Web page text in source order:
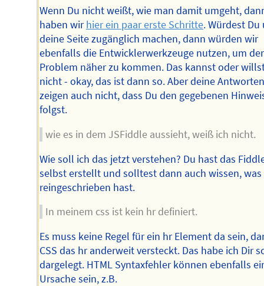
Wenn Du nicht weißt, wie man damit umgeht,
haben wirhier ein paar erste Schritte. Würdest Du
deine Seite zugänglich machen, dann würden wir
ebenfalls die Entwicklerwerkzeuge nutzen, um
Problem näher zu kommen. Das kannst oder
nicht - okay, das ist dann so. Aber deine
zeigen auch nicht, dass Du den gegebenen
folgst.
wie es in dem JSFiddle aussieht, weiß ich nicht.
Wie soll ich das jetzt verstehen? Du hast das
selbst erstellt und solltest dann auch wissen, was
reingeschrieben hast.
In meinem css ist kein hr definiert.
Es muss keine Regel für ein hr Element da sein,
CSS das hr anderweit versteckt. Das habe ich Dir
dargelegt. HTML Syntaxfehler können ebenfalls
Ursache sein, z.B.